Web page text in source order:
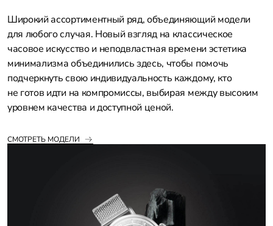
Широкий ассортиментный ряд, объединяющий модели
для любого случая. Новый взгляд на классическое
часовое искусство и неподвластная времени эстетика
минимализма объединились здесь, чтобы помочь
подчеркнуть свою индивидуальность каждому, кто
не готов идти на компромиссы, выбирая между высоким
уровнем качества и доступной ценой.
СМОТРЕТЬ МОДЕЛИ